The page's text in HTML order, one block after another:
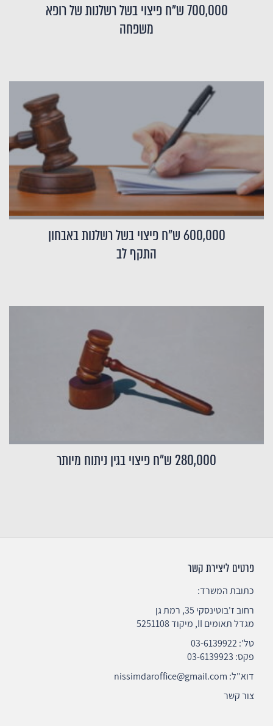
700,000 ש"ח פיצוי בשל רשלנות של רופא
משפחה
600,000 ש"ח פיצוי בשל רשלנות באבחון
התקף לב
280,000 ש"ח פיצוי בגין ניתוח מיותר
פרטים ליצירת קשר
כתובת המשרד:
רחוב ז'בוטינסקי 35, רמת גן
מגדל תאומים II, מיקוד 5251108
טל':03-6139922
פקס: 03-6139923
דוא"ל: nissimdaroffice@gmail.com
צור קשר